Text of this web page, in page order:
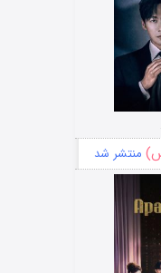
منتشر شد